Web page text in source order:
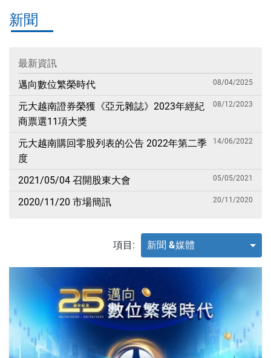
新聞
最新資訊
邁向數位繁榮時代
08/04/2025
元大越南證券榮獲《亞元雜誌》2023年經紀
商票選11項大獎
08/12/2023
元大越南購回零股列表的公告 2022年第二季
度
14/06/2022
2021/05/04 召開股東大會 05/05/2021
2020/11/20 市場簡訊 20/11/2020
項目: 新聞 &媒體